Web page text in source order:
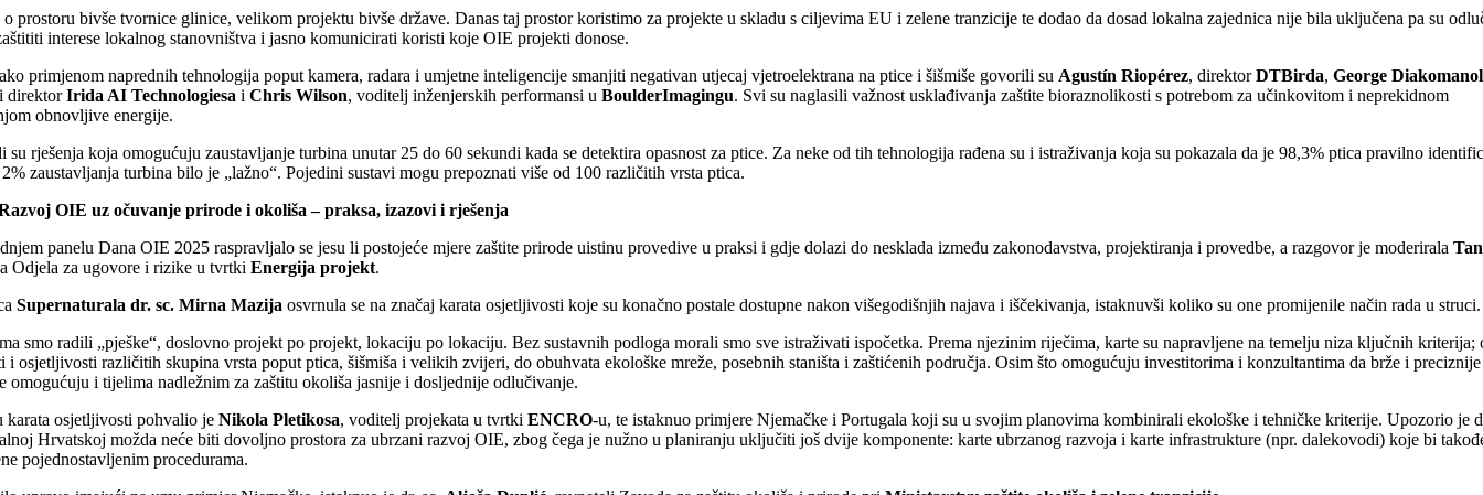
prostoru bivše tvornice glinice, velikom projektu bivše države. Danas taj prostor koristimo za projekte u skladu s ciljevima EU i zelene tranzicije te dodao da dosad lokalna zajednica nije bila uključena pa su
interese lokalnog stanovništva i jasno komunicirati koristi koje OIE projekti donose.
primjenom naprednih tehnologija poput kamera, radara i umjetne inteligencije smanjiti negativan utjecaj vjetroelektrana na ptice i šišmiše govorili su Agustín Riopérez, direktorDTBirda, George
direktorIrida AI Technologiesa i Chris Wilson, voditelj inženjerskih performansi u BoulderImagingu. Svi su naglasili važnost usklađivanja zaštite bioraznolikosti s potrebom za učinkovitom i neprekidnom
obnovljive energije.
su rješenja koja omogućuju zaustavljanje turbina unutar 25 do 60 sekundi kada se detektira opasnost za ptice. Za neke od tih tehnologija rađena su i istraživanja koja su pokazala da je 98,3% ptica pravilno
zaustavljanja turbina bilo je „lažno“. Pojedini sustavi mogu prepoznati više od 100 različitih vrsta ptica.
OIE uz očuvanje prirode i okoliša – praksa, izazovi i rješenja
panelu Dana OIE 2025 raspravljalo se jesu li postojeće mjere zaštite prirode uistinu provedive u praksi i gdje dolazi do nesklada između zakonodavstva, projektiranja i provedbe, a razgovor je moderirala
Odjela za ugovore i rizike u tvrtki Energija projekt.
Supernaturala dr. sc. Mirna Mazija osvrnula se na značaj karata osjetljivosti koje su konačno postale dostupne nakon višegodišnjih najava i iščekivanja, istaknuvši koliko su one promijenile način rada u struci.
smo radili „pješke“, doslovno projekt po projekt, lokaciju po lokaciju. Bez sustavnih podloga morali smo sve istraživati ispočetka. Prema njezinim riječima, karte su napravljene na temelju niza ključnih kriterija;
i osjetljivosti različitih skupina vrsta poput ptica, šišmiša i velikih zvijeri, do obuhvata ekološke mreže, posebnih staništa i zaštićenih područja. Osim što omogućuju investitorima i konzultantima da brže i
omogućuju i tijelima nadležnim za zaštitu okoliša jasnije i dosljednije odlučivanje.
karata osjetljivosti pohvalio je Nikola Pletikosa, voditelj projekata u tvrtki ENCRO-u, te istaknuo primjere Njemačke i Portugala koji su u svojim planovima kombinirali ekološke i tehničke kriterije. Upozorio je
Hrvatskoj možda neće biti dovoljno prostora za ubrzani razvoj OIE, zbog čega je nužno u planiranju uključiti još dvije komponente: karte ubrzanog razvoja i karte infrastrukture (npr. dalekovodi) koje bi
pojednostavljenim procedurama.